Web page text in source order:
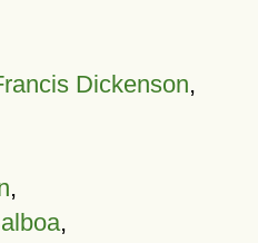
Dickenson,
,
,